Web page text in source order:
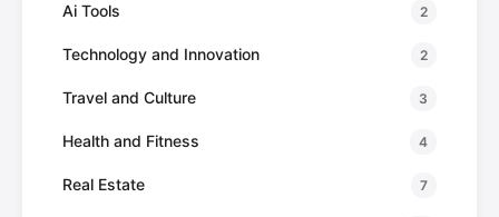
Ai Tools 2
Technology and Innovation 2
Travel and Culture 3
Health and Fitness 4
Real Estate 7